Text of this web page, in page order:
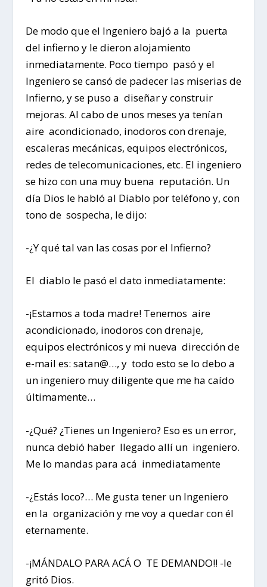
De modo que el Ingeniero bajó a la puerta
del infierno y le dieron alojamiento
inmediatamente. Poco tiempo pasó y el
Ingeniero se cansó de padecer las miserias de
Infierno, y se puso a diseñar y construir
mejoras. Al cabo de unos meses ya tenían
aire acondicionado, inodoros con drenaje,
escaleras mecánicas, equipos electrónicos,
redes de telecomunicaciones, etc. El ingeniero
se hizo con una muy buena reputación. Un
día Dios le habló al Diablo por teléfono y, con
tono de sospecha, le dijo:
-¿Y qué tal van las cosas por el Infierno?
El diablo le pasó el dato inmediatamente:
-¡Estamos a toda madre! Tenemos aire
acondicionado, inodoros con drenaje,
equipos electrónicos y mi nueva dirección de
e-mail es: satan@…, y todo esto se lo debo a
un ingeniero muy diligente que me ha caído
últimamente…
-¿Qué? ¿Tienes un Ingeniero? Eso es un error,
nunca debió haber llegado allí un ingeniero.
Me lo mandas para acá inmediatamente
-¿Estás loco?… Me gusta tener un Ingeniero
en la organización y me voy a quedar con él
eternamente.
-¡MÁNDALO PARA ACÁ O TE DEMANDO!! -le
gritó Dios.